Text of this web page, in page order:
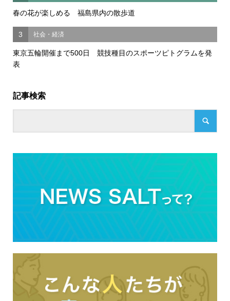
春の花が楽しめる 福島県内の散歩道
3 社会・経済
東京五輪開催まで500日 競技種目のスポーツピトグラムを発
表
記事検索